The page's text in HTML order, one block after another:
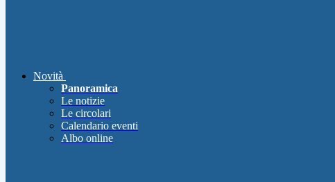
Novità
Panoramica
Le notizie
Le circolari
Calendario eventi
Albo online